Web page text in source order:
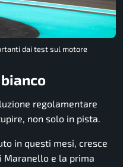
dai test sul motore
regolamentare
non solo in pista.
in questi mesi, cresce
Maranello e la prima